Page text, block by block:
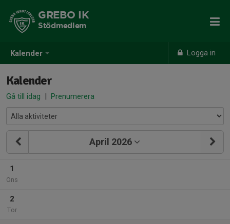
Kalender Logga in
GREBO IK
Stödmedlem
Kalender
Gå till idag | Prenumerera
April 2026
1
Ons
2
Tor